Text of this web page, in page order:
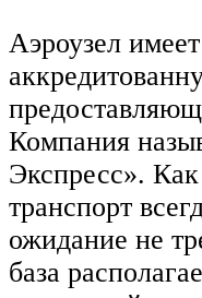
Аэроузел
Компания
Экспресс».
транспорт
ожидание не
база